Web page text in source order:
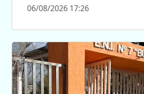
06/08/2026 17:26